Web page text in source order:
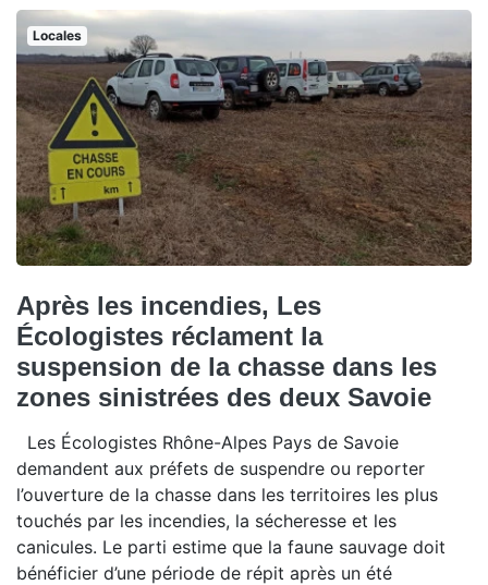
Locales
Après les incendies, Les
Écologistes réclament la
suspension de la chasse dans les
zones sinistrées des deux Savoie
Les Écologistes Rhône-Alpes Pays de Savoie
demandent aux préfets de suspendre ou reporter
l’ouverture de la chasse dans les territoires les plus
touchés par les incendies, la sécheresse et les
canicules. Le parti estime que la faune sauvage doit
bénéficier d’une période de répit après un été